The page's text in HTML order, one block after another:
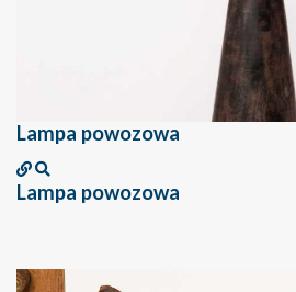
Lampa powozowa
Lampa powozowa